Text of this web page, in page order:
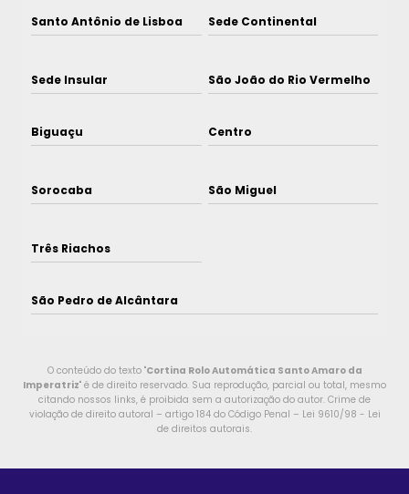
Santo Antônio de Lisboa Sede Continental
Sede Insular São João do Rio Vermelho
Biguaçu Centro
Sorocaba São Miguel
Três Riachos
São Pedro de Alcântara
O conteúdo do texto "Cortina Rolo Automática Santo Amaro da
Imperatriz" é de direito reservado. Sua reprodução, parcial ou total, mesmo
citando nossos links, é proibida sem a autorização do autor. Crime de
violação de direito autoral – artigo 184 do Código Penal – Lei 9610/98 - Lei
de direitos autorais.